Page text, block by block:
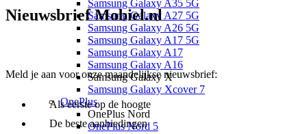
Samsung Galaxy A35 5G
Samsung Galaxy A27 5G
Samsung Galaxy A26 5G
Samsung Galaxy A17 5G
Samsung Galaxy A17
Samsung Galaxy A16
Samsung Galaxy X
Samsung Galaxy Xcover 7
OnePlus
OnePlus Nord
OnePlus Nord 5
Nieuwsbrief Mobiel.nl
Meld je aan voor onze maandelijkse nieuwsbrief:
Als eerste op de hoogte
De beste aanbiedingen